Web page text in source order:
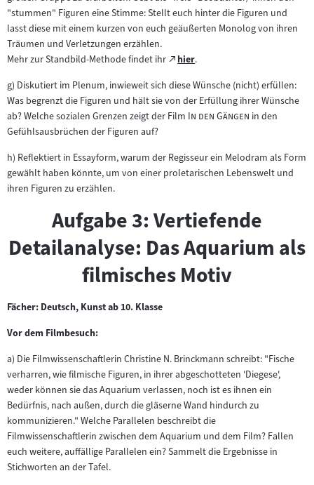
"stummen" Figuren eine Stimme: Stellt euch hinter die Figuren und
lasst diese mit einem kurzen von euch geäußerten Monolog von ihren
Träumen und Verletzungen erzählen.
Mehr zur Standbild-Methode findet ihr
Zum
Inhalt:
hier
(öffnet
im
neuen
Tab)
.
g) Diskutiert im Plenum, inwieweit sich diese Wünsche (nicht) erfüllen:
Was begrenzt die Figuren und hält sie von der Erfüllung ihrer Wünsche
ab? Welche sozialen Grenzen zeigt der Film "In den Gängen "in den
Gefühlsausbrüchen der Figuren auf?
h) Reflektiert in Essayform, warum der Regisseur ein Melodram als Form
gewählt haben könnte, um von einer proletarischen Lebenswelt und
ihren Figuren zu erzählen.
Aufgabe 3: Vertiefende
Detailanalyse: Das Aquarium als
filmisches Motiv
Fächer: Deutsch, Kunst ab 10. Klasse
Vor dem Filmbesuch:
a) Die Filmwissenschaftlerin Christine N. Brinckmann schreibt: "Fische
verharren, wie filmische Figuren, in ihrer abgeschotteten 'Diegese',
weder können sie das Aquarium verlassen, noch ist es ihnen ein
Bedürfnis, nach außen, durch die gläserne Wand hindurch zu
kommunizieren." Welche Parallelen beschreibt die
Filmwissenschaftlerin zwischen dem Aquarium und dem Film? Fallen
euch weitere, auffällige Parallelen ein? Sammelt die Ergebnisse in
Stichworten an der Tafel.